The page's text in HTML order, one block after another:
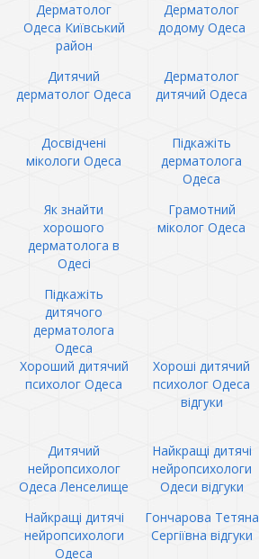
Дерматолог
Одеса Київський
район
Дерматолог
додому Одеса
Дитячий
дерматолог Одеса
Дерматолог
дитячий Одеса
Досвідчені
мікологи Одеса
Підкажіть
дерматолога
Одеса
Як знайти
хорошого
дерматолога в
Одесі
Грамотний
міколог Одеса
Підкажіть
дитячого
дерматолога
Одеса
Хороший дитячий
психолог Одеса
Хороші дитячий
психолог Одеса
відгуки
Дитячий
нейропсихолог
Одеса Ленселище
Найкращі дитячі
нейропсихологи
Одеси відгуки
Найкращі дитячі
нейропсихологи
Одеса
Гончарова Тетяна
Сергіївна відгуки